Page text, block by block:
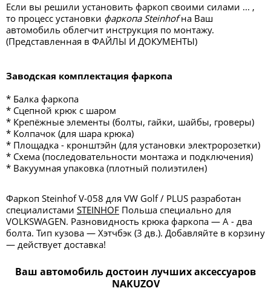
Если вы решили установить фаркоп своими силами ... ,
то процесс установки фаркопа Steinhofна Ваш
автомобиль облегчит инструкция по монтажу.
(Представленная в ФАЙЛЫ И ДОКУМЕНТЫ)
Заводская комплектация фаркопа
* Балка фаркопа
* Сцепной крюк с шаром
* Крепёжные элементы (болты, гайки, шайбы, гроверы)
* Колпачок (для шара крюка)
* Площадка - кронштэйн (для установки электророзетки)
* Схема (последовательности монтажа и подключения)
* Вакуумная упаковка (плотный полиэтилен)
Фаркоп Steinhof V-058 для VW Golf / PLUS разработан
специалистами STEINHOF Польша специально для
VOLKSWAGEN. Разновидность крюка фаркопа — А - два
болта. Тип кузова — Хэтчбэк (3 дв.). Добавляйте в корзину
— действует доставка!
Ваш автомобиль достоин лучших аксессуаров
NAKUZOV